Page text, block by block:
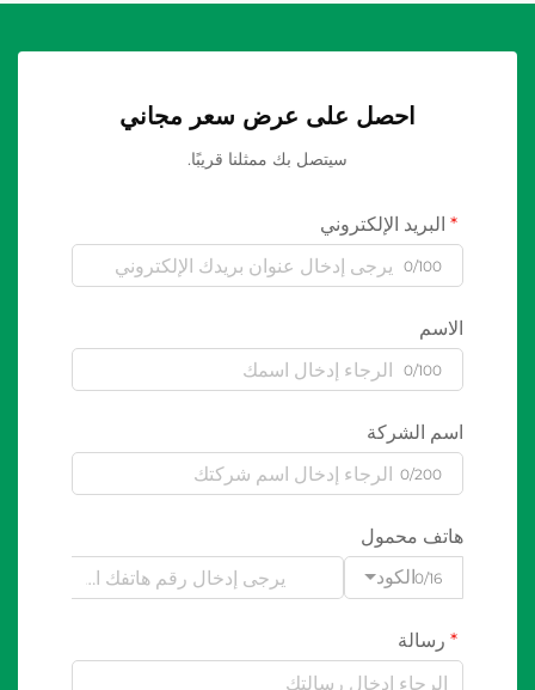
احصل على عرض سعر مجاني
سيتصل بك ممثلنا قريبًا.
البريد الإلكتروني
0/100
الاسم
0/100
اسم الشركة
0/200
هاتف محمول
الكود0/16
رسالة